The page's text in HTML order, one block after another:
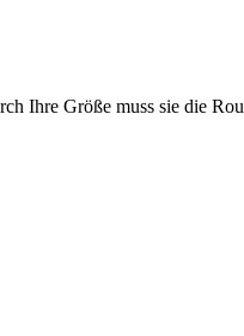
Ihre Größe muss sie die